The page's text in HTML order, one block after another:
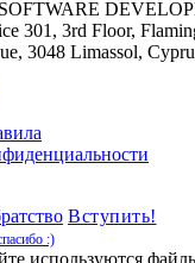
301, 3rd Floor,
3048 Limassol,
Вступить!
:)